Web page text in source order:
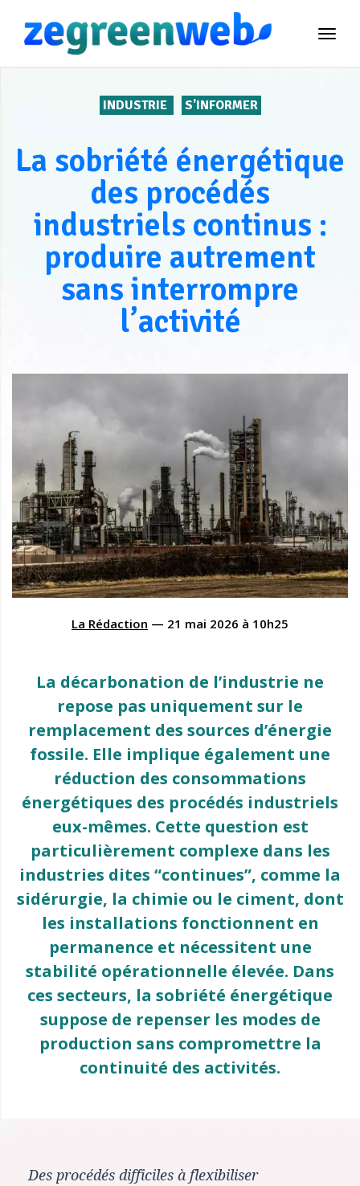
INDUSTRIE S'INFORMER
La sobriété énergétique
des procédés
industriels continus :
produire autrement
sans interrompre
l’activité
La Rédaction — 21 mai 2026 à 10h25
La décarbonation de l’industrie ne
repose pas uniquement sur le
remplacement des sources d’énergie
fossile. Elle implique également une
réduction des consommations
énergétiques des procédés industriels
eux-mêmes. Cette question est
particulièrement complexe dans les
industries dites “continues”, comme la
sidérurgie, la chimie ou le ciment, dont
les installations fonctionnent en
permanence et nécessitent une
stabilité opérationnelle élevée. Dans
ces secteurs, la sobriété énergétique
suppose de repenser les modes de
production sans compromettre la
continuité des activités.
Des procédés difficiles à flexibiliser